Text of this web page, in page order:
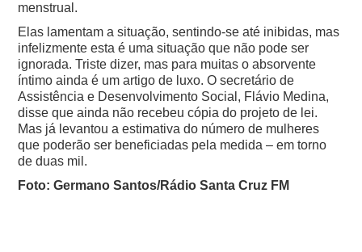
menstrual.
Elas lamentam a situação, sentindo-se até inibidas, mas
infelizmente esta é uma situação que não pode ser
ignorada. Triste dizer, mas para muitas o absorvente
íntimo ainda é um artigo de luxo.O secretário de
Assistência e Desenvolvimento Social, Flávio Medina,
disse que ainda não recebeu cópia do projeto de lei.
Mas já levantou a estimativa do número de mulheres
que poderão ser beneficiadas pela medida – em torno
de duas mil.
Foto: Germano Santos/Rádio Santa Cruz FM